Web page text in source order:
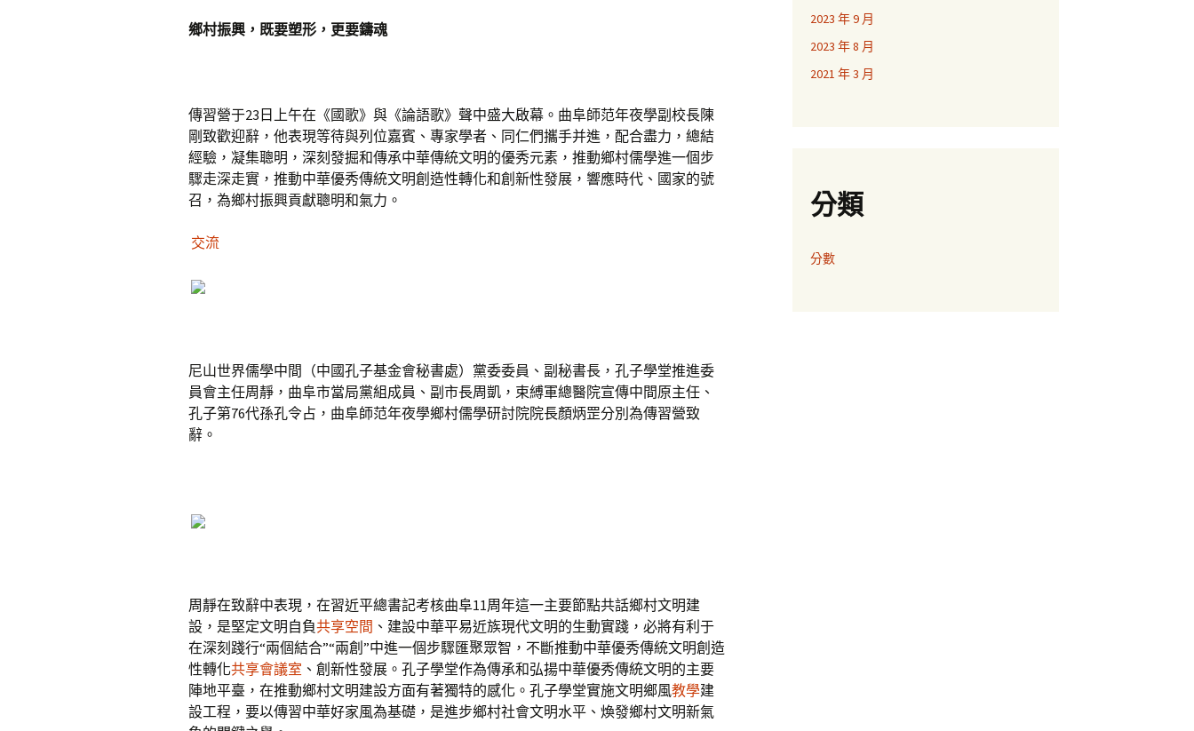
鄉村振興，既要塑形，更要鑄魂
傳習營于23日上午在《國歌》與《論語歌》聲中盛大啟幕。曲阜師范年夜學副校長陳
剛致歡迎辭，他表現等待與列位嘉賓、專家學者、同仁們攜手并進，配合盡力，總結
經驗，凝集聰明，深刻發掘和傳承中華傳統文明的優秀元素，推動鄉村儒學進一個步
驟走深走實，推動中華優秀傳統文明創造性轉化和創新性發展，響應時代、國家的號
召，為鄉村振興貢獻聰明和氣力。
交流
尼山世界儒學中間（中國孔子基金會秘書處）黨委委員、副秘書長，孔子學堂推進委
員會主任周靜，曲阜市當局黨組成員、副市長周凱，束縛軍總醫院宣傳中間原主任、
孔子第76代孫孔令占，曲阜師范年夜學鄉村儒學研討院院長顏炳罡分別為傳習營致
辭。
周靜在致辭中表現，在習近平總書記考核曲阜11周年這一主要節點共話鄉村文明建
設，是堅定文明自負共享空間 、建設中華平易近族現代文明的生動實踐，必將有利于
在深刻踐行“兩個結合”“兩創”中進一個步驟匯聚眾智，不斷推動中華優秀傳統文明創造
性轉化共享會議室 、創新性發展。孔子學堂作為傳承和弘揚中華優秀傳統文明的主要
陣地平臺，在推動鄉村文明建設方面有著獨特的感化。孔子學堂實施文明鄉風教學建
設工程，要以傳習中華好家風為基礎，是進步鄉村社會文明水平、煥發鄉村文明新氣
2023 年 9 月
2023 年 8 月
2021 年 3 月
分類
分數